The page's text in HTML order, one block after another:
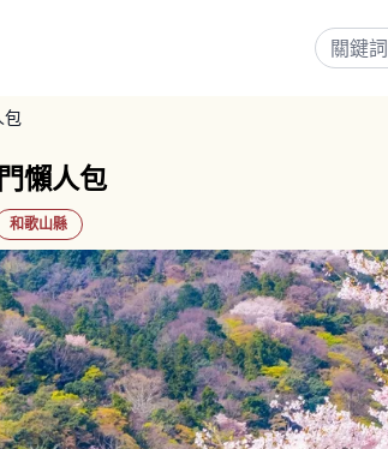
包
懶人包
和歌山縣